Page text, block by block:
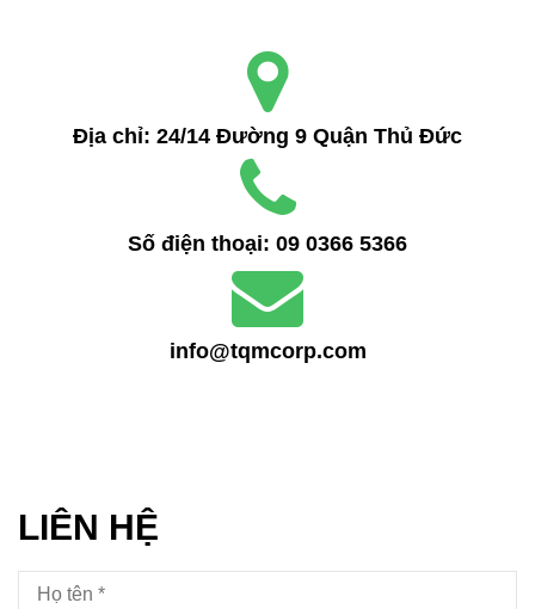
LIÊN HỆ
Địa chỉ: 24/14 Đường 9 Quận Thủ Đức
Số điện thoại: 09 0366 5366
info@tqmcorp.com